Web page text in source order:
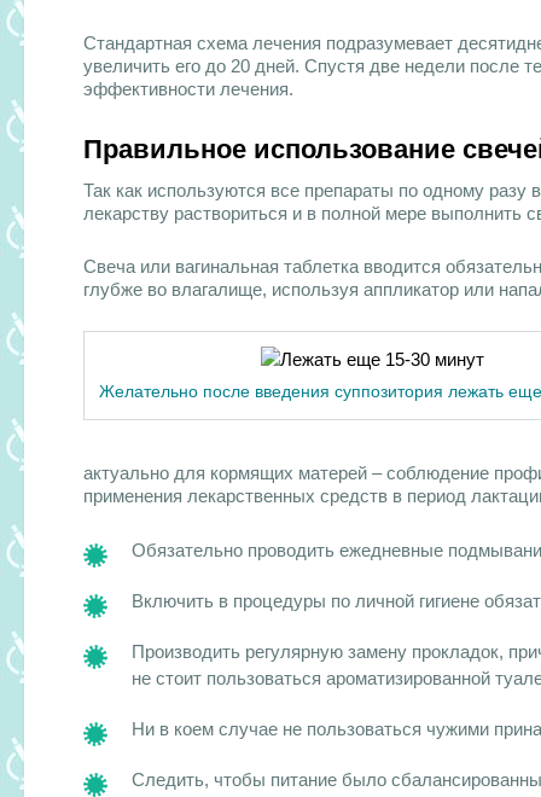
Стандартная схема лечения подразумевает
увеличить его до 20 дней. Спустя две недели после
эффективности лечения.
Правильное использование
Так как используются все препараты по одному разу
лекарству раствориться и в полной мере выполнить
Свеча или вагинальная таблетка вводится
глубже во влагалище, используя аппликатор или
Желательно после введения суппозитория лежать
актуально для кормящих матерей – соблюдение
применения лекарственных средств в период
Обязательно проводить ежедневные
Включить в процедуры по личной гигиене
Производить регулярную замену прокладок,
не стоит пользоваться ароматизированной
Ни в коем случае не пользоваться чужими
Следить, чтобы питание было